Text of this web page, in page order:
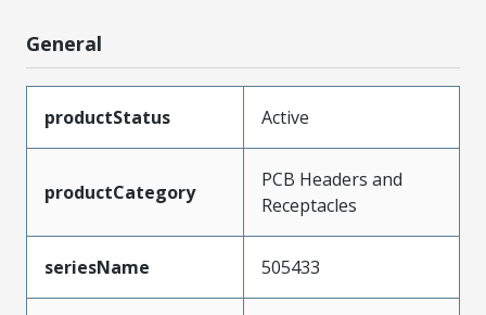
General
productStatus Active
productCategory
PCB Headers and
Receptacles
seriesName 505433